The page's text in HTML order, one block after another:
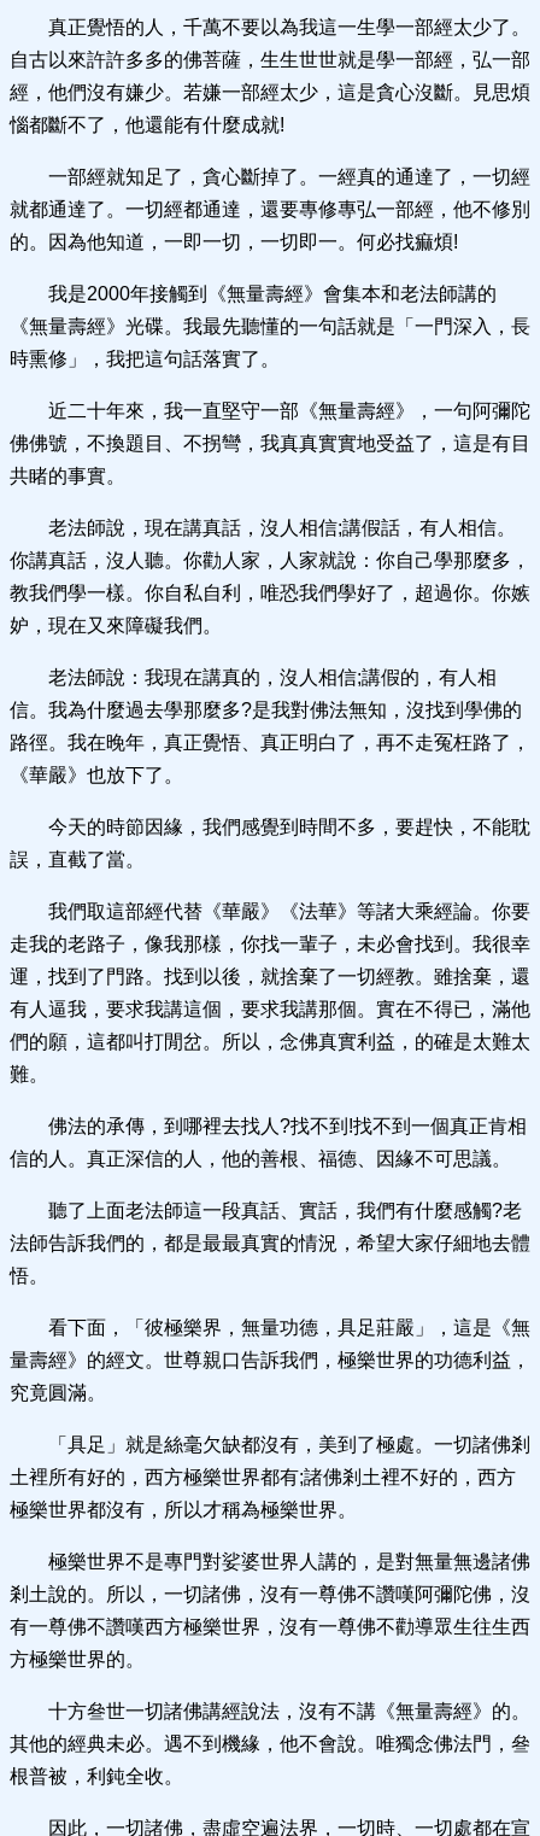
真正覺悟的人，千萬不要以為我這一生學一部經太少了。
自古以來許許多多的佛菩薩，生生世世就是學一部經，弘一部
經，他們沒有嫌少。若嫌一部經太少，這是貪心沒斷。見思煩
惱都斷不了，他還能有什麼成就!
一部經就知足了，貪心斷掉了。一經真的通達了，一切經
就都通達了。一切經都通達，還要專修專弘一部經，他不修別
的。因為他知道，一即一切，一切即一。何必找痲煩!
我是2000年接觸到《無量壽經》會集本和老法師講的
《無量壽經》光碟。我最先聽懂的一句話就是「一門深入，長
時熏修」，我把這句話落實了。
近二十年來，我一直堅守一部《無量壽經》，一句阿彌陀
佛佛號，不換題目、不拐彎，我真真實實地受益了，這是有目
共睹的事實。
老法師說，現在講真話，沒人相信;講假話，有人相信。
你講真話，沒人聽。你勸人家，人家就說：你自己學那麼多，
教我們學一樣。你自私自利，唯恐我們學好了，超過你。你嫉
妒，現在又來障礙我們。
老法師說：我現在講真的，沒人相信;講假的，有人相
信。我為什麼過去學那麼多?是我對佛法無知，沒找到學佛的
路徑。我在晚年，真正覺悟、真正明白了，再不走冤枉路了，
《華嚴》也放下了。
今天的時節因緣，我們感覺到時間不多，要趕快，不能耽
誤，直截了當。
我們取這部經代替《華嚴》《法華》等諸大乘經論。你要
走我的老路子，像我那樣，你找一輩子，未必會找到。我很幸
運，找到了門路。找到以後，就捨棄了一切經教。雖捨棄，還
有人逼我，要求我講這個，要求我講那個。實在不得已，滿他
們的願，這都叫打閒岔。所以，念佛真實利益，的確是太難太
難。
佛法的承傳，到哪裡去找人?找不到!找不到一個真正肯相
信的人。真正深信的人，他的善根、福德、因緣不可思議。
聽了上面老法師這一段真話、實話，我們有什麼感觸?老
法師告訴我們的，都是最最真實的情況，希望大家仔細地去體
悟。
看下面，「彼極樂界，無量功德，具足莊嚴」，這是《無
量壽經》的經文。世尊親口告訴我們，極樂世界的功德利益，
究竟圓滿。
「具足」就是絲毫欠缺都沒有，美到了極處。一切諸佛剎
土裡所有好的，西方極樂世界都有;諸佛剎土裡不好的，西方
極樂世界都沒有，所以才稱為極樂世界。
極樂世界不是專門對娑婆世界人講的，是對無量無邊諸佛
剎土說的。所以，一切諸佛，沒有一尊佛不讚嘆阿彌陀佛，沒
有一尊佛不讚嘆西方極樂世界，沒有一尊佛不勸導眾生往生西
方極樂世界的。
十方叄世一切諸佛講經說法，沒有不講《無量壽經》的。
其他的經典未必。遇不到機緣，他不會說。唯獨念佛法門，叄
根普被，利鈍全收。
因此，一切諸佛，盡虛空遍法界，一切時、一切處都在宣